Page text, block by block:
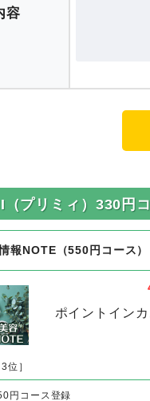
容
（プリミィ）330円
報NOTE（550円コース）
ポイントインカ